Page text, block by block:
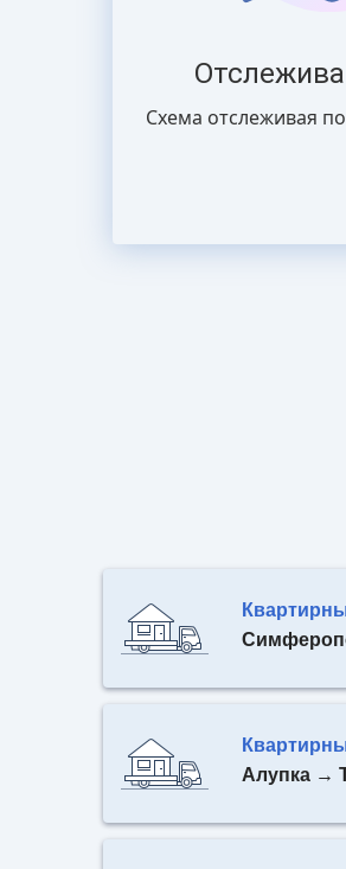
Схема отслеживая
Алупка →